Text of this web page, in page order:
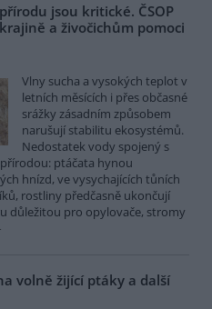
jsou kritické. ČSOP
a živočichům pomoci
Vlny sucha a vysokých teplot v
letních měsících i přes občasné
srážky zásadním způsobem
narušují stabilitu ekosystémů.
Nedostatek vody spojený s
ptáčata hynou
hnízd, ve vysychajících tůních
rostliny předčasně ukončují
důležitou pro opylovače, stromy
volně žijící ptáky a další